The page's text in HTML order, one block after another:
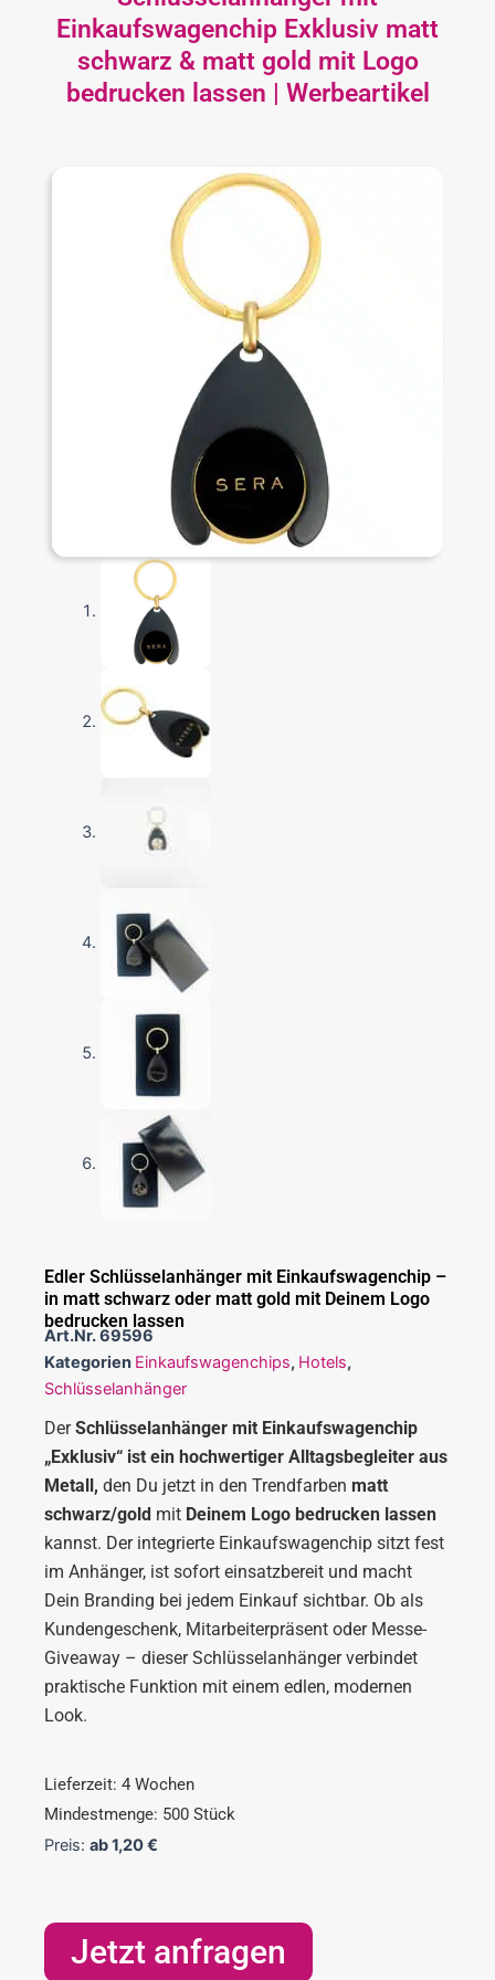
Einkaufswagenchip Exklusiv matt
schwarz & matt gold mit Logo
bedrucken lassen | Werbeartikel
Edler Schlüsselanhänger mit Einkaufswagenchip –
in matt schwarz oder matt gold mit Deinem Logo
bedrucken lassen
Art.Nr.69596
Kategorien Einkaufswagenchips, Hotels,
Schlüsselanhänger
DerSchlüsselanhänger mit Einkaufswagenchip
„Exklusiv“ ist ein hochwertiger Alltagsbegleiter aus
Metall, den Du jetzt in den Trendfarben matt
schwarz/gold mit Deinem Logo bedrucken lassen
kannst. Der integrierte Einkaufswagenchip sitzt fest
im Anhänger, ist sofort einsatzbereit und macht
Dein Branding bei jedem Einkauf sichtbar. Ob als
Kundengeschenk, Mitarbeiterpräsent oder Messe-
Giveaway – dieser Schlüsselanhänger verbindet
praktische Funktion mit einem edlen, modernen
Look.
Lieferzeit: 4 Wochen
Mindestmenge: 500 Stück
Preis: ab1,20€
Jetzt anfragen